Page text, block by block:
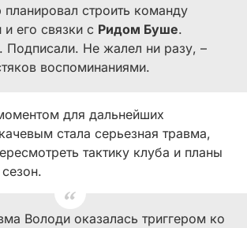
планировал строить команду
его связки с Ридом Буше.
Подписали. Не жалел ни разу, –
воспоминаниями.
для дальнейших
стала серьезная травма,
тактику клуба и планы
Володи оказалась триггером ко